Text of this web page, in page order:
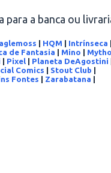
para a banca ou
HQM Intrínseca
de Fantasia Mino
Pixel| Planeta DeAgostini
Comics Stout Club
Fontes Zarabatana